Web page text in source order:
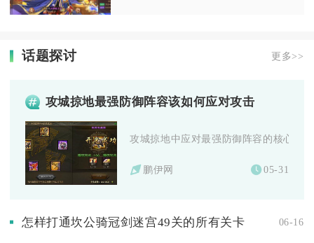
话题探讨 更多>>
攻城掠地最强防御阵容该如何应对攻击
攻城掠地中应对最强防御阵容的核心是“
鹏伊网 05-31
怎样打通坎公骑冠剑迷宫49关的所有关卡 06-16